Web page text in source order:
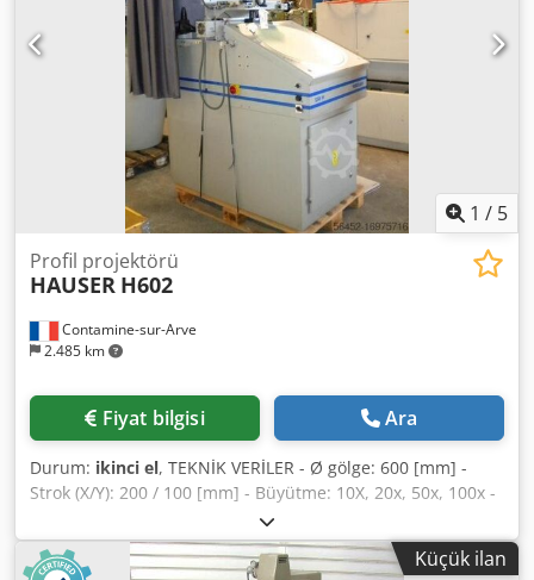
1 / 5
Contamine-sur-Arve
2.485 km
Profil projektörü
HAUSER H602
Fiyat bilgisi Ara
Durum: ikinci el, TEKNİK VERİLER - Ø gölge: 600 [mm] -
Strok (X/Y): 200 / 100 [mm] - Büyütme: 10X, 20x, 50x, 100x -
Güç max: 1 [kW] Chjdpsuhb Nfjfx Afuja - Alan gereksinimi
(U x D x Y): 1100 x 1720 x 2100 [mm] - Ağırlık: yaklaşık 400
[kg]
Küçük ilan